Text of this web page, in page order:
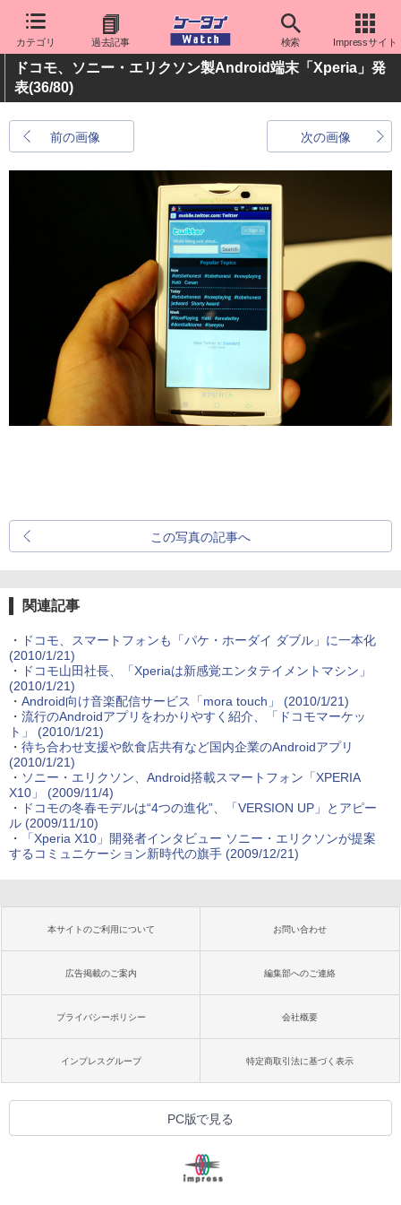
カテゴリ 過去記事 検索 Impressサイト
ドコモ、ソニー・エリクソン製Android端末「Xperia」発
表(36/80)
前の画像 次の画像
この写真の記事へ
関連記事
・
ドコモ、スマートフォンも「パケ・ホーダイ ダブル」に一本化
(2010/1/21)
・
ドコモ山田社長、「Xperiaは新感覚エンタテイメントマシン」
(2010/1/21)
・ Android向け音楽配信サービス「mora touch」
(2010/1/21)
・ 流行のAndroidアプリをわかりやすく紹介、「ドコモマーケッ
ト」
(2010/1/21)
・ 待ち合わせ支援や飲食店共有など国内企業のAndroidアプリ
(2010/1/21)
・ ソニー・エリクソン、Android搭載スマートフォン「XPERIA
X10」
(2009/11/4)
・
ドコモの冬春モデルは“4つの進化”、「VERSION UP」とアピー
ル (2009/11/10)
・
「Xperia X10」開発者インタビュー ソニー・エリクソンが提案
するコミュニケーション新時代の旗手(2009/12/21)
本サイトのご利用について お問い合わせ
広告掲載のご案内 編集部へのご連絡
プライバシーポリシー 会社概要
インプレスグループ 特定商取引法に基づく表示
PC版で見る